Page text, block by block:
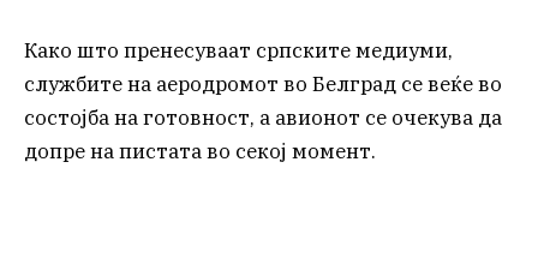
Како што пренесуваат српските медиуми,
службите на аеродромот во Белград се веќе во
состојба на готовност, а авионот се очекува да
допре на пистата во секој момент.